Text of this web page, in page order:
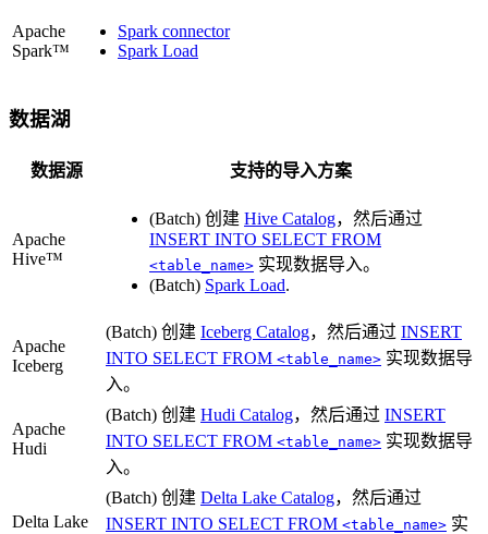
Apache
Spark™
Spark connector
Spark Load
数据湖
数据源 支持的导入方案
Apache
Hive™
(Batch) 创建 Hive Catalog，然后通过
INSERT INTO SELECT FROM
<table_name> 实现数据导入。
(Batch) Spark Load.
Apache
Iceberg
(Batch) 创建 Iceberg Catalog，然后通过 INSERT
INTO SELECT FROM <table_name> 实现数据导
入。
Apache
Hudi
(Batch) 创建 Hudi Catalog，然后通过 INSERT
INTO SELECT FROM <table_name> 实现数据导
入。
Delta Lake
(Batch) 创建 Delta Lake Catalog，然后通过
INSERT INTO SELECT FROM <table_name> 实